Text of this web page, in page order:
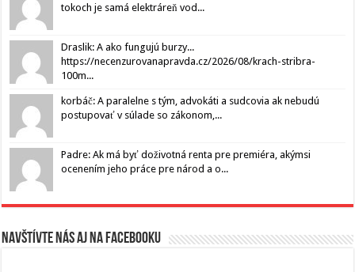
tokoch je samá elektráreň vod...
Draslik: A ako fungujú burzy...
https://necenzurovanapravda.cz/2026/08/krach-stribra-
100m...
korbáč: A paralelne s tým, advokáti a sudcovia ak nebudú
postupovať v súlade so zákonom,...
Padre: Ak má byť doživotná renta pre premiéra, akýmsi
ocenením jeho práce pre národ a o...
Navštívte nás aj na Facebooku